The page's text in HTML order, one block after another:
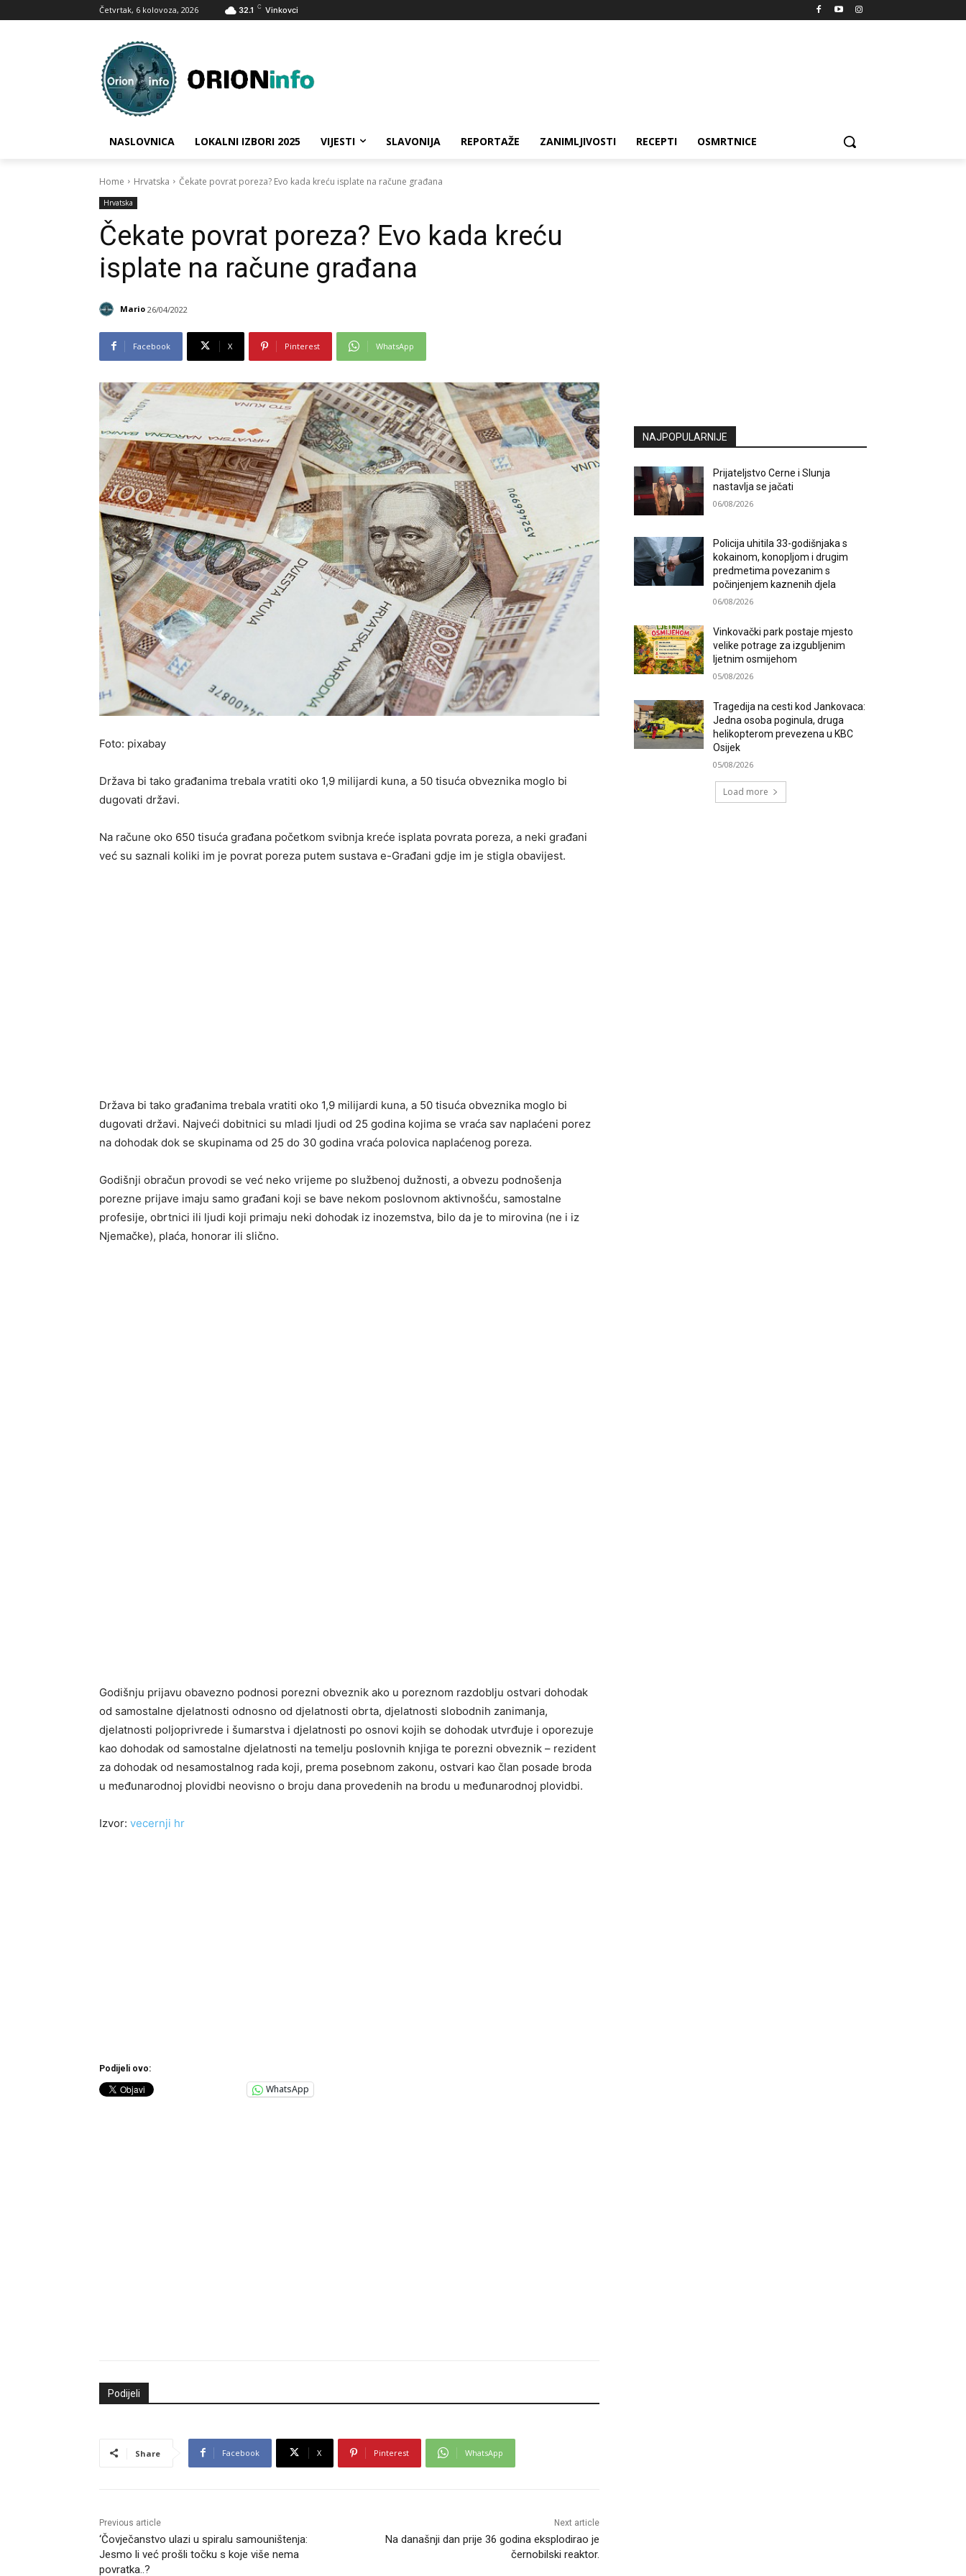
Četvrtak, 6 kolovoza, 2026 32.1 C Vinkovci
NASLOVNICA LOKALNI IZBORI 2025 VIJESTI SLAVONIJA REPORTAŽE ZANIMLJIVOSTI RECEPTI OSMRTNICE
Home Hrvatska Čekate povrat poreza? Evo kada kreću isplate na račune građana
Hrvatska
Čekate povrat poreza? Evo kada kreću
isplate na račune građana
Mario 26/04/2022
Facebook X Pinterest WhatsApp
Foto: pixabay
Država bi tako građanima trebala vratiti oko 1,9 milijardi kuna, a 50 tisuća obveznika moglo bi
dugovati državi.
Na račune oko 650 tisuća građana početkom svibnja kreće isplata povrata poreza, a neki građani
već su saznali koliki im je povrat poreza putem sustava e-Građani gdje im je stigla obavijest.
Država bi tako građanima trebala vratiti oko 1,9 milijardi kuna, a 50 tisuća obveznika moglo bi
dugovati državi. Najveći dobitnici su mladi ljudi od 25 godina kojima se vraća sav naplaćeni porez
na dohodak dok se skupinama od 25 do 30 godina vraća polovica naplaćenog poreza.
Godišnji obračun provodi se već neko vrijeme po službenoj dužnosti, a obvezu podnošenja
porezne prijave imaju samo građani koji se bave nekom poslovnom aktivnošću, samostalne
profesije, obrtnici ili ljudi koji primaju neki dohodak iz inozemstva, bilo da je to mirovina (ne i iz
Njemačke), plaća, honorar ili slično.
Godišnju prijavu obavezno podnosi porezni obveznik ako u poreznom razdoblju ostvari dohodak
od samostalne djelatnosti odnosno od djelatnosti obrta, djelatnosti slobodnih zanimanja,
djelatnosti poljoprivrede i šumarstva i djelatnosti po osnovi kojih se dohodak utvrđuje i oporezuje
kao dohodak od samostalne djelatnosti na temelju poslovnih knjiga te porezni obveznik – rezident
za dohodak od nesamostalnog rada koji, prema posebnom zakonu, ostvari kao član posade broda
u međunarodnoj plovidbi neovisno o broju dana provedenih na brodu u međunarodnoj plovidbi.
Izvor: vecernji hr
Podijeli ovo:
WhatsApp
Podijeli
Share Facebook X Pinterest WhatsApp
Previous article
‘Čovječanstvo ulazi u spiralu samouništenja:
Jesmo li već prošli točku s koje više nema
povratka..?
Next article
Na današnji dan prije 36 godina eksplodirao je
černobilski reaktor.
NAJPOPULARNIJE
Prijateljstvo Cerne i Slunja
nastavlja se jačati
06/08/2026
Policija uhitila 33-godišnjaka s
kokainom, konopljom i drugim
predmetima povezanim s
počinjenjem kaznenih djela
06/08/2026
Vinkovački park postaje mjesto
velike potrage za izgubljenim
ljetnim osmijehom
05/08/2026
Tragedija na cesti kod Jankovaca:
Jedna osoba poginula, druga
helikopterom prevezena u KBC
Osijek
05/08/2026
Load more